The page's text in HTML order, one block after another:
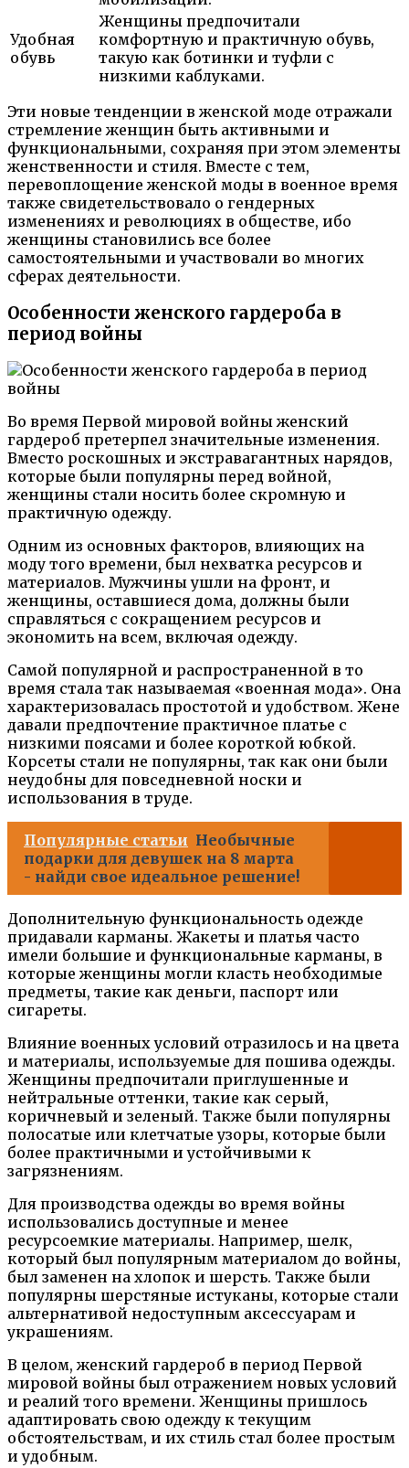
Удобная
обувь
Женщины предпочитали
комфортную и практичную обувь,
такую как ботинки и туфли с
низкими каблуками.
Эти новые тенденции в женской моде отражали
стремление женщин быть активными и
функциональными, сохраняя при этом элементы
женственности и стиля. Вместе с тем,
перевоплощение женской моды в военное время
также свидетельствовало о гендерных
изменениях и революциях в обществе, ибо
женщины становились все более
самостоятельными и участвовали во многих
сферах деятельности.
Особенности женского гардероба в
период войны
Во время Первой мировой войны женский
гардероб претерпел значительные изменения.
Вместо роскошных и экстравагантных нарядов,
которые были популярны перед войной,
женщины стали носить более скромную и
практичную одежду.
Одним из основных факторов, влияющих на
моду того времени, был нехватка ресурсов и
материалов. Мужчины ушли на фронт, и
женщины, оставшиеся дома, должны были
справляться с сокращением ресурсов и
экономить на всем, включая одежду.
Самой популярной и распространенной в то
время стала так называемая «военная мода». Она
характеризовалась простотой и удобством. Жене
давали предпочтение практичное платье с
низкими поясами и более короткой юбкой.
Корсеты стали не популярны, так как они были
неудобны для повседневной носки и
использования в труде.
Популярные статьи Необычные
подарки для девушек на 8 марта
- найди свое идеальное решение!
Дополнительную функциональность одежде
придавали карманы. Жакеты и платья часто
имели большие и функциональные карманы, в
которые женщины могли класть необходимые
предметы, такие как деньги, паспорт или
сигареты.
Влияние военных условий отразилось и на цвета
и материалы, используемые для пошива одежды.
Женщины предпочитали приглушенные и
нейтральные оттенки, такие как серый,
коричневый и зеленый. Также были популярны
полосатые или клетчатые узоры, которые были
более практичными и устойчивыми к
загрязнениям.
Для производства одежды во время войны
использовались доступные и менее
ресурсоемкие материалы. Например, шелк,
который был популярным материалом до войны,
был заменен на хлопок и шерсть. Также были
популярны шерстяные истуканы, которые стали
альтернативой недоступным аксессуарам и
украшениям.
В целом, женский гардероб в период Первой
мировой войны был отражением новых условий
и реалий того времени. Женщины пришлось
адаптировать свою одежду к текущим
обстоятельствам, и их стиль стал более простым
и удобным.